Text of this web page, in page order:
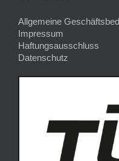
Allgemeine
Impressum
Haftungsausschluss
Datenschutz